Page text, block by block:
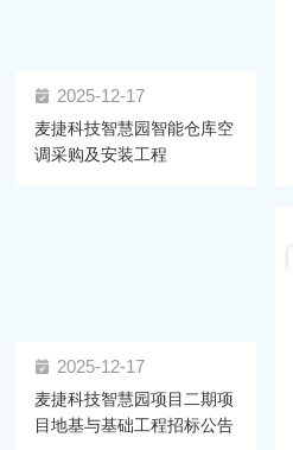
2025-12-17
麦捷科技智慧园智能仓库空
调采购及安装工程
2025-12-17
麦捷科技智慧园项目二期项
目地基与基础工程招标公告